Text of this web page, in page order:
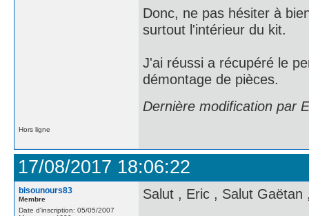
Donc, ne pas hésiter à
surtout l'intérieur du kit.
J'ai réussi a récupéré le
démontage de pièces.
Dernière modification par
Hors ligne
17/08/2017 18:06:22
bisounours83
Membre
Date d'inscription: 05/05/2007
Salut , Eric , Salut